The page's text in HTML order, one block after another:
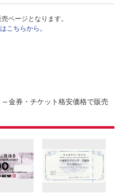
ページとなります。
こちらから。
～金券・チケット格安価格で販売